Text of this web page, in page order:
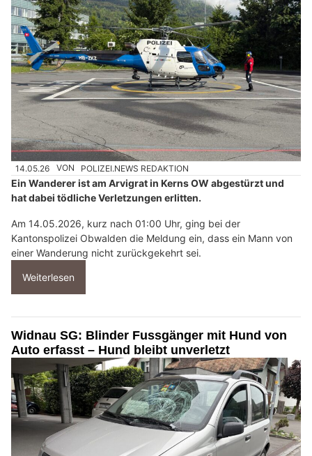
14.05.26 VON POLIZEI.NEWS REDAKTION
Ein Wanderer ist am Arvigrat in Kerns OW abgestürzt und
hat dabei tödliche Verletzungen erlitten.
Am 14.05.2026, kurz nach 01:00 Uhr, ging bei der
Kantonspolizei Obwalden die Meldung ein, dass ein Mann von
einer Wanderung nicht zurückgekehrt sei.
Weiterlesen
Widnau SG: Blinder Fussgänger mit Hund von
Auto erfasst – Hund bleibt unverletzt